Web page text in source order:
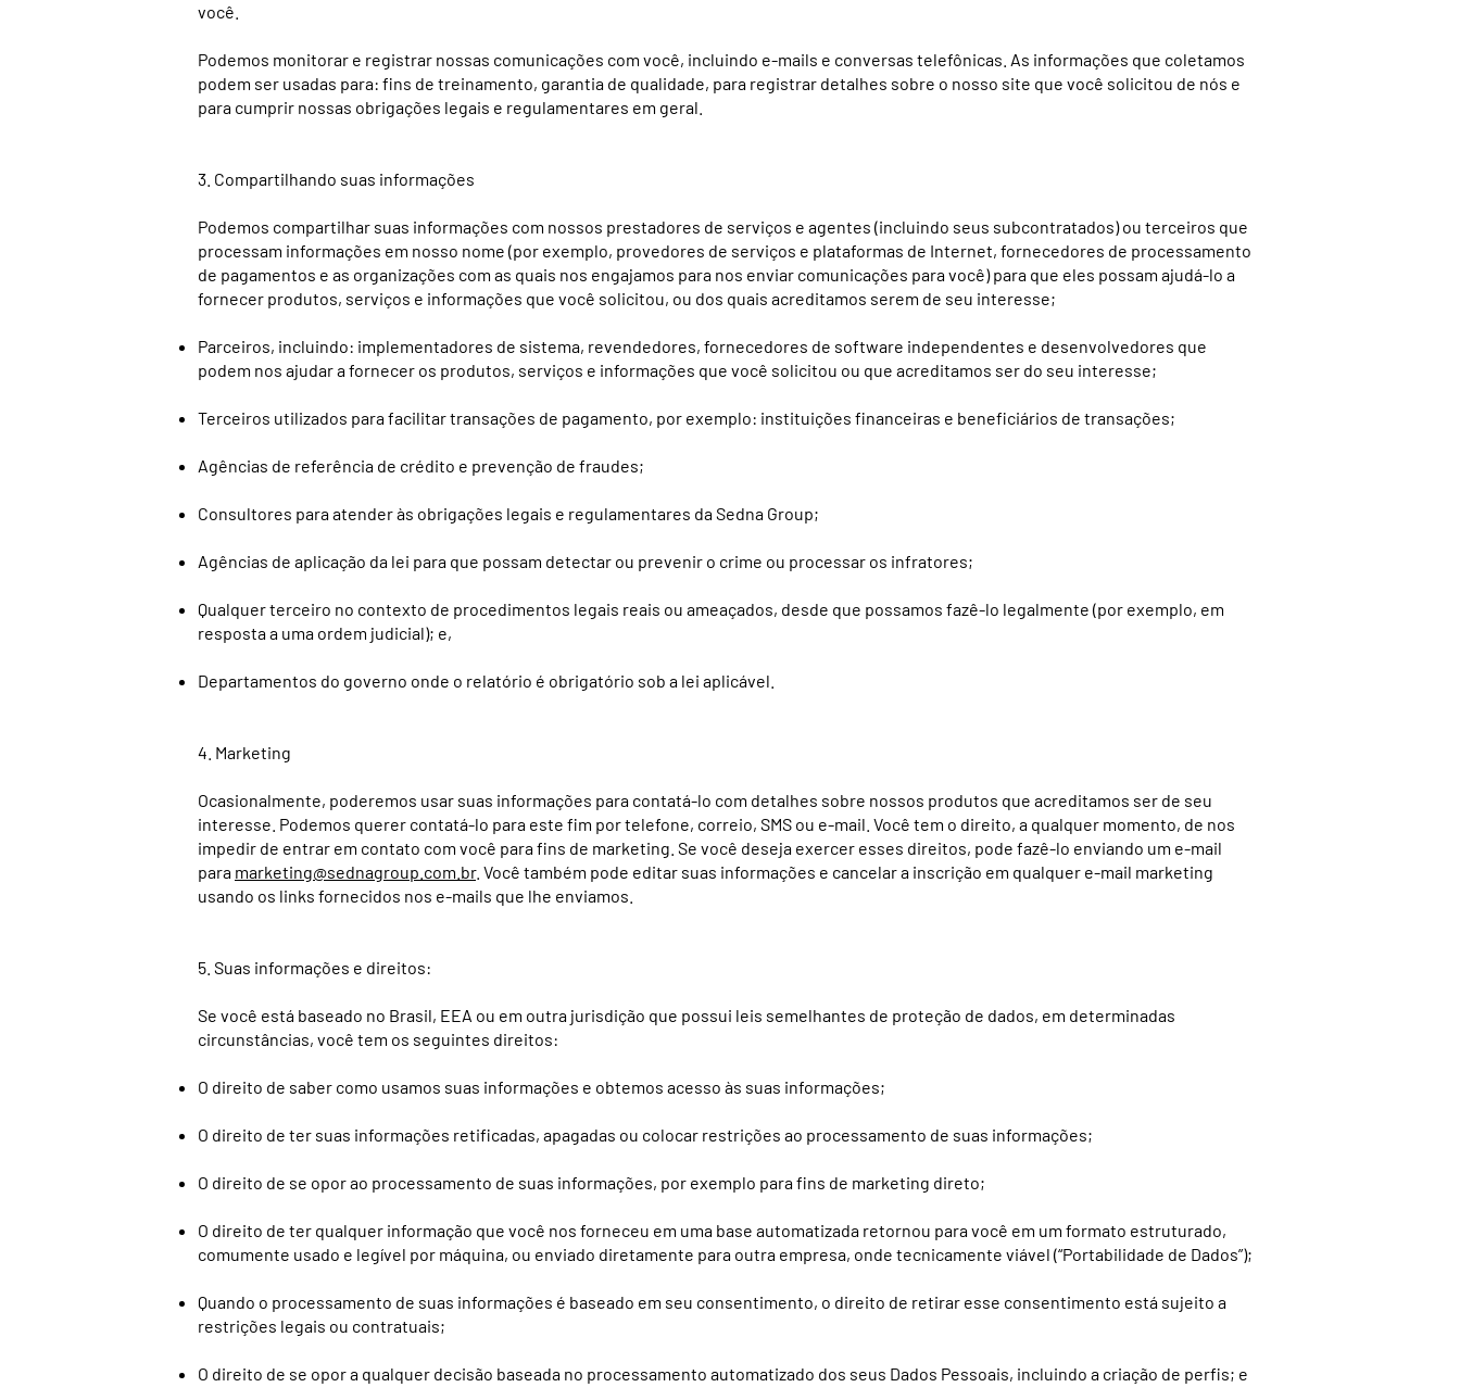
você.
Podemos monitorar e registrar nossas comunicações com você, incluindo e-mails e conversas telefônicas. As informações que coletamos
podem ser usadas para: fins de treinamento, garantia de qualidade, para registrar detalhes sobre o nosso site que você solicitou de nós e
para cumprir nossas obrigações legais e regulamentares em geral.
3. Compartilhando suas informações
Podemos compartilhar suas informações com nossos prestadores de serviços e agentes (incluindo seus subcontratados) ou terceiros que
processam informações em nosso nome (por exemplo, provedores de serviços e plataformas de Internet, fornecedores de processamento
de pagamentos e as organizações com as quais nos engajamos para nos enviar comunicações para você) para que eles possam ajudá-lo a
fornecer produtos, serviços e informações que você solicitou, ou dos quais acreditamos serem de seu interesse;
Parceiros, incluindo: implementadores de sistema, revendedores, fornecedores de software independentes e desenvolvedores que
podem nos ajudar a fornecer os produtos, serviços e informações que você solicitou ou que acreditamos ser do seu interesse;
Terceiros utilizados para facilitar transações de pagamento, por exemplo: instituições financeiras e beneficiários de transações;
Agências de referência de crédito e prevenção de fraudes;
Consultores para atender às obrigações legais e regulamentares da Sedna Group;
Agências de aplicação da lei para que possam detectar ou prevenir o crime ou processar os infratores;
Qualquer terceiro no contexto de procedimentos legais reais ou ameaçados, desde que possamos fazê-lo legalmente (por exemplo, em
resposta a uma ordem judicial); e,
Departamentos do governo onde o relatório é obrigatório sob a lei aplicável.
4. Marketing
Ocasionalmente, poderemos usar suas informações para contatá-lo com detalhes sobre nossos produtos que acreditamos ser de seu
interesse. Podemos querer contatá-lo para este fim por telefone, correio, SMS ou e-mail. Você tem o direito, a qualquer momento, de nos
impedir de entrar em contato com você para fins de marketing. Se você deseja exercer esses direitos, pode fazê-lo enviando um e-mail
para marketing@sednagroup.com.br. Você também pode editar suas informações e cancelar a inscrição em qualquer e-mail marketing
usando os links fornecidos nos e-mails que lhe enviamos.
5. Suas informações e direitos:
Se você está baseado no Brasil, EEA ou em outra jurisdição que possui leis semelhantes de proteção de dados, em determinadas
circunstâncias, você tem os seguintes direitos:
O direito de saber como usamos suas informações e obtemos acesso às suas informações;
O direito de ter suas informações retificadas, apagadas ou colocar restrições ao processamento de suas informações;
O direito de se opor ao processamento de suas informações, por exemplo para fins de marketing direto;
O direito de ter qualquer informação que você nos forneceu em uma base automatizada retornou para você em um formato estruturado,
comumente usado e legível por máquina, ou enviado diretamente para outra empresa, onde tecnicamente viável (“Portabilidade de Dados”);
Quando o processamento de suas informações é baseado em seu consentimento, o direito de retirar esse consentimento está sujeito a
restrições legais ou contratuais;
O direito de se opor a qualquer decisão baseada no processamento automatizado dos seus Dados Pessoais, incluindo a criação de perfis; e